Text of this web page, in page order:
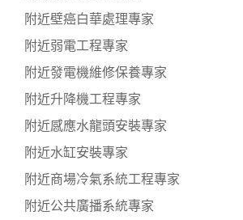
附近壁癌白華處理專家
附近弱電工程專家
附近發電機維修保養專家
附近升降機工程專家
附近感應水龍頭安裝專家
附近水缸安裝專家
附近商場冷氣系統工程專家
附近公共廣播系統專家